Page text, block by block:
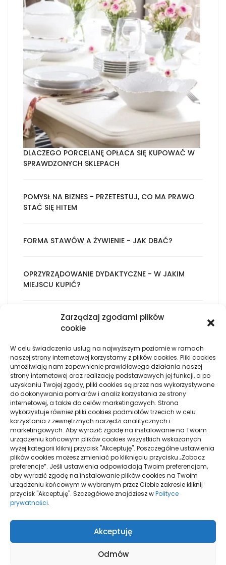
Zarządzaj zgodami plików
cookie
W celu świadczenia usług na najwyższym poziomie w ramach
naszej strony internetowej korzystamy z plików cookies. Pliki cookies
umożliwiają nam zapewnienie prawidłowego działania naszej
strony internetowej oraz realizację podstawowych jej funkcji, a po
uzyskaniu Twojej zgody, pliki cookies są przez nas wykorzystywane
do dokonywania pomiarów i analiz korzystania ze strony
internetowej, a także do celów marketingowych. Strona
wykorzystuje również pliki cookies podmiotów trzecich w celu
korzystania z zewnętrznych narzędzi analitycznych i
marketingowych. Aby wyrazić zgodę na instalowanie na Twoim
urządzeniu końcowym plików cookies wszystkich wskazanych
wyżej kategorii kliknij przycisk "Akceptuję". Poszczególne ustawienia
plików cookies możesz zmieniać po kliknięciu przycisku „Zobacz
preferencje”. Jeśli ustawienia odpowiadają Twoim preferencjom,
aby wyrazić zgodę na instalowanie plików cookies na Twoim
urządzeniu końcowym w wybranym przez Ciebie zakresie kliknij
przycisk "Akceptuję". Szczegółowe znajdziesz wPolityce
prywatności.
Akceptuję
Odmów
DLACZEGO PORCELANĘ OPŁACA SIĘ KUPOWAĆ W
SPRAWDZONYCH SKLEPACH
POMYSŁ NA BIZNES - PRZETESTUJ, CO MA PRAWO
STAĆ SIĘ HITEM
FORMA STAWÓW A ŻYWIENIE - JAK DBAĆ?
OPRZYRZĄDOWANIE DYDAKTYCZNE - W JAKIM
MIEJSCU KUPIĆ?
ŚWIADCZENIA KARDIOLOGICZNE PROPONOWANE
W PLACÓWCE MEDYCZNEJ SPORTS MEDIC
ZAGROŻENIA POWIĄZANE Z PALENIEM
STEREOTYPOWYCH PAPIEROSÓW - WYPRÓBUJ E-
PAPIEROSY
NOCLEGI W NADMORSKICH MIEJSCOWOŚCIACH
KRAJOZNAWCZYCH
Polityka plików
Polityka